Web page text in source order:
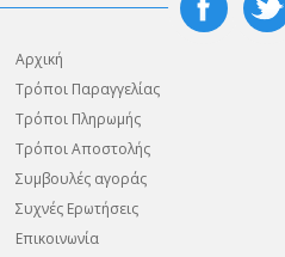
Αρχική
Τρόποι Παραγγελίας
Τρόποι Πληρωμής
Τρόποι Αποστολής
Συμβουλές αγοράς
Συχνές Ερωτήσεις
Επικοινωνία